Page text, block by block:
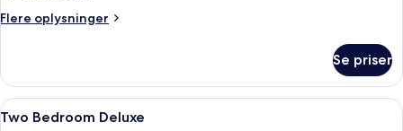
Flere oplysninger
Flere
Bedroom
Deluxe
Se priser
Indlæs
Et moderne hotelværelse med en
5
Two Bedroom Deluxe